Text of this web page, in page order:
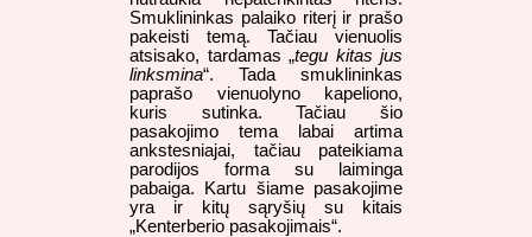
Smuklininkas palaiko riterį ir prašo
pakeisti temą. Tačiau vienuolis
atsisako, tardamas „tegu kitas jus
linksmina“. Tada smuklininkas
paprašo vienuolyno kapeliono,
kuris sutinka. Tačiau šio
pasakojimo tema labai artima
ankstesniajai, tačiau pateikiama
parodijos forma su laiminga
pabaiga. Kartu šiame pasakojime
yra ir kitų sąryšių su kitais
„Kenterberio pasakojimais“.